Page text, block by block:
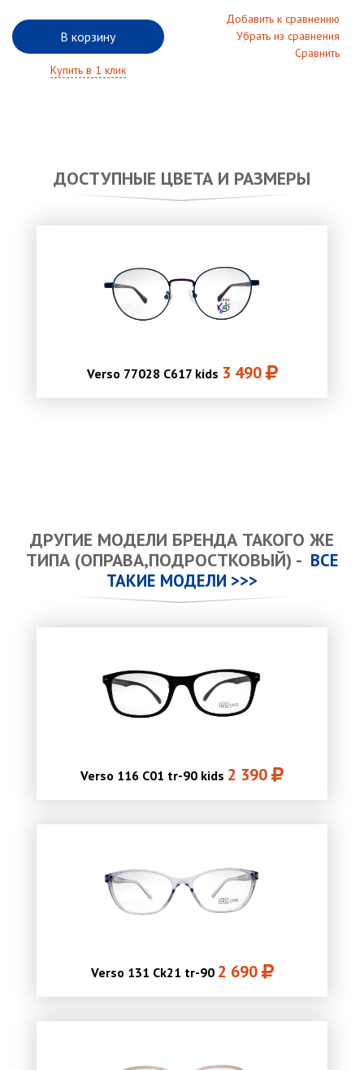
В корзину
Добавить к сравнению
Убрать из сравнения
Сравнить
Купить в 1 клик
ДОСТУПНЫЕ ЦВЕТА И РАЗМЕРЫ
Verso 77028 C617 kids 3 490
ДРУГИЕ МОДЕЛИ БРЕНДА ТАКОГО ЖЕ
ТИПА (ОПРАВА,ПОДРОСТКОВЫЙ) - ВСЕ
ТАКИЕ МОДЕЛИ >>>
Verso 116 C01 tr-90 kids 2 390
Verso 131 Ck21 tr-90 2 690